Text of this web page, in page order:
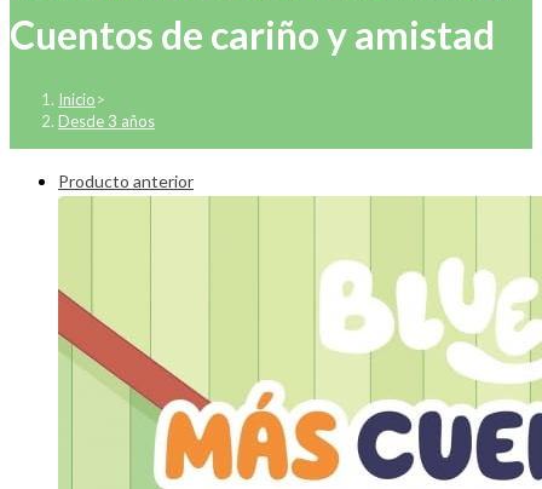
Cuentos de cariño y amistad
Inicio>
Desde 3 años
Producto anterior